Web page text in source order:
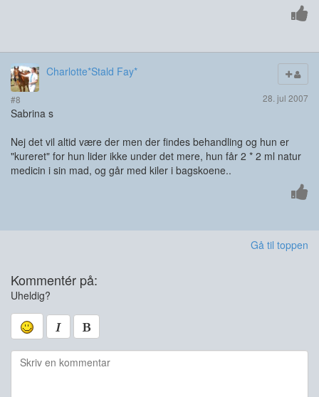
Charlotte*Stald Fay*
#8 28. jul 2007
Sabrina s
Nej det vil altid være der men der findes behandling og hun er
"kureret" for hun lider ikke under det mere, hun får 2 * 2 ml natur
medicin i sin mad, og går med kiler i bagskoene..
Gå til toppen
Kommentér på:
Uheldig?